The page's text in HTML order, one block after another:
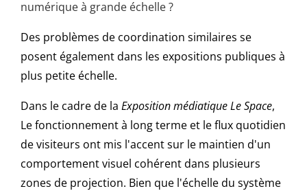
numérique à grande échelle ?
Des problèmes de coordination similaires se
posent également dans les expositions publiques à
plus petite échelle.
Dans le cadre de la Exposition médiatique Le Space,
Le fonctionnement à long terme et le flux quotidien
de visiteurs ont mis l'accent sur le maintien d'un
comportement visuel cohérent dans plusieurs
zones de projection. Bien que l'échelle du système